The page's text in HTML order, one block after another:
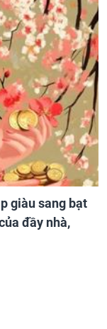
giàu sang bạt
đầy nhà,